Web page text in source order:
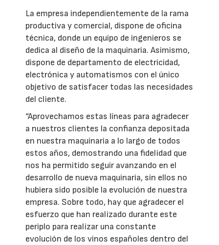
La empresa independientemente de la rama
productiva y comercial, dispone de oficina
técnica, donde un equipo de ingenieros se
dedica al diseño de la maquinaria. Asimismo,
dispone de departamento de electricidad,
electrónica y automatismos con el único
objetivo de satisfacer todas las necesidades
del cliente.
“Aprovechamos estas líneas para agradecer
a nuestros clientes la confianza depositada
en nuestra maquinaria a lo largo de todos
estos años, demostrando una fidelidad que
nos ha permitido seguir avanzando en el
desarrollo de nueva maquinaria, sin ellos no
hubiera sido posible la evolución de nuestra
empresa. Sobre todo, hay que agradecer el
esfuerzo que han realizado durante este
periplo para realizar una constante
evolución de los vinos españoles dentro del